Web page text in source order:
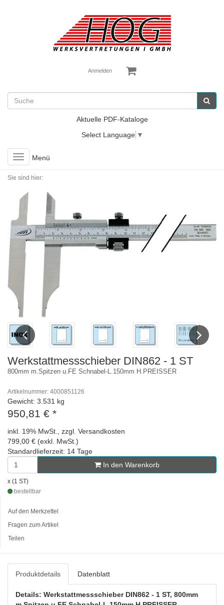
Anmelden
Aktuelle PDF-Kataloge
Select Language ▼
Toggle
navigation
Menü
Sie sind hier:
Previous Next
Werkstattmessschieber DIN862 - 1 ST
800mm m.Spitzen u.FE Schnabel-L.150mm H.PREISSER
Artikelnummer: 4000851126
Gewicht: 3.531 kg
950,81 € *
inkl. 19% MwSt., zzgl. Versandkosten
799,00 € (exkl. MwSt.)
Standardlieferzeit: 14 Tage
In den Warenkorb
x (1 ST)
bestellbar
Auf den Merkzettel
Fragen zum Artikel
Teilen
Produktdetails Datenblatt
Details: Werkstattmessschieber DIN862 - 1 ST, 800mm